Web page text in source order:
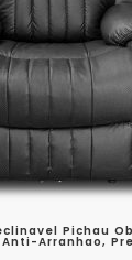
Pichau
Arranhao,